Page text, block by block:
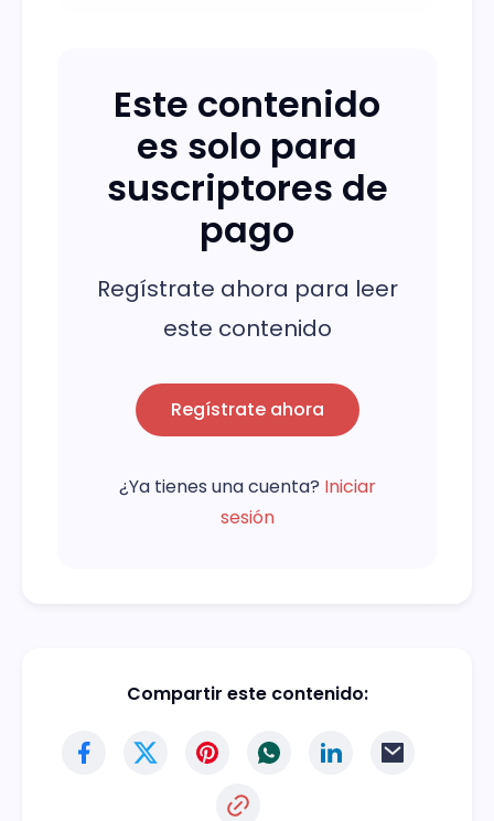
Este contenido
es solo para
suscriptores de
pago
Regístrate ahora para leer
este contenido
Regístrate ahora
¿Ya tienes una cuenta? Iniciar
sesión
Compartir este contenido: